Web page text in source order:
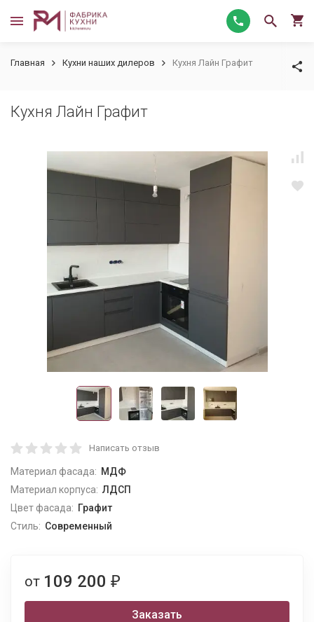
Главная Кухни наших дилеров Кухня Лайн Графит
Кухня Лайн Графит
Написать отзыв
Материал фасада: МДФ
Материал корпуса: ЛДСП
Цвет фасада: Графит
Стиль: Современный
от 109 200 ₽
Заказать